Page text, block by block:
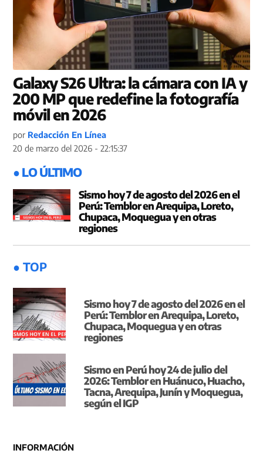
Galaxy S26 Ultra: la cámara con IA y
200 MP que redefine la fotografía
móvil en 2026
por Redacción En Línea
20 de marzo del 2026 - 22:15:37
● LO ÚLTIMO
Sismo hoy 7 de agosto del 2026 en el
Perú: Temblor en Arequipa, Loreto,
Chupaca, Moquegua y en otras
regiones
● TOP
Sismo hoy 7 de agosto del 2026 en el
Perú: Temblor en Arequipa, Loreto,
Chupaca, Moquegua y en otras
regiones
Sismo en Perú hoy 24 de julio del
2026: Temblor en Huánuco, Huacho,
Tacna, Arequipa, Junín y Moquegua,
según el IGP
INFORMACIÓN